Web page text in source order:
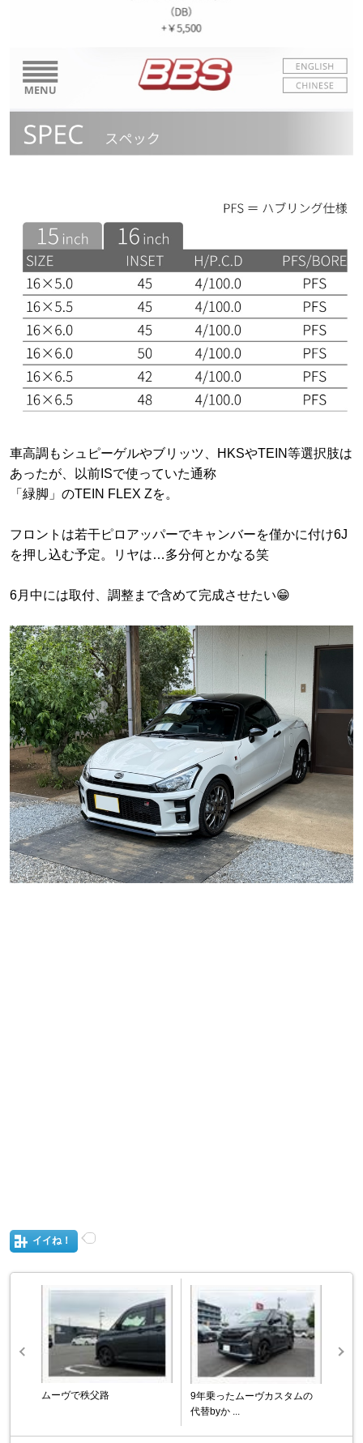
車高調もシュピーゲルやブリッツ、HKSやTEIN等選択肢は
あったが、以前ISで使っていた通称
「緑脚」のTEIN FLEX Zを。
フロントは若干ピロアッパーでキャンバーを僅かに付け6J
を押し込む予定。リヤは…多分何とかなる笑
6月中には取付、調整まで含めて完成させたい😁
イイね！
ムーヴで秩父路
9年乗ったムーヴカスタムの
代替byか ...